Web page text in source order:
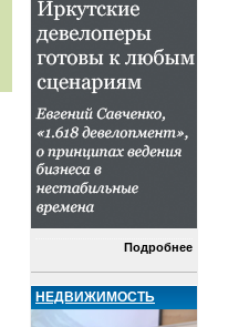
Подробнее
НЕДВИЖИМОСТЬ